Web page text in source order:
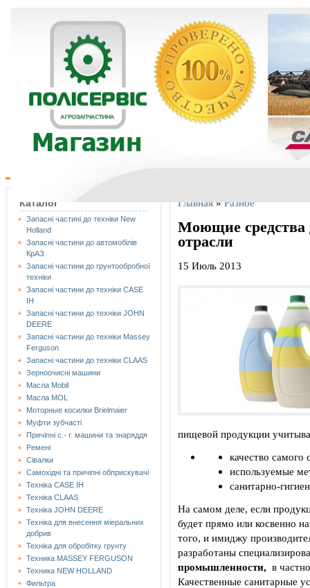
Каталог
Запасні частині до техніки New
Holland
Запасні частини до автомобілів
КрАЗ
Запасні частини до грунтообробної
техніки
Запасні частини до техніки CASE
IH
Запасні частини до техніки JOHN
DEERE
Запасні частини до техніки Massey
Ferguson
Запасні частини до техніки СLAAS
Зерноочисні машини
Масла Mobil
Масла MOL
Моторные косилки Brielmaier
Муфти зубчасті
Причіпні с.- г. машини та знаряддя
Ремені
Сівалки
Самохідні та причіпні обприскувачі
Техніка CASE IH
Техніка CLAAS
Техніка JOHN DEERE
Техніка для внесення міеральних
добрив
Техніка для обробітку грунту
Техника MASSEY FERGUSON
Техника NEW HOLLAND
Фильтра
Главная»Разное
Моющие средства
отрасли
15 Июль 2013
пищевой продукции
качество самого
используемые
санитарно-
На самом деле, если
будет прямо или косвенно
того, и имиджу
разработаны
промышленности, в
Качественные санитарные